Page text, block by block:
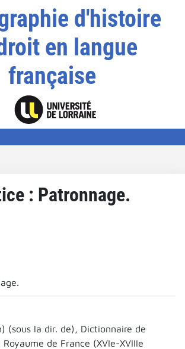
d'histoire
en langue
française
: Patronnage.
(sous la dir. de), Dictionnaire de
de France (XVIe-XVIIIe